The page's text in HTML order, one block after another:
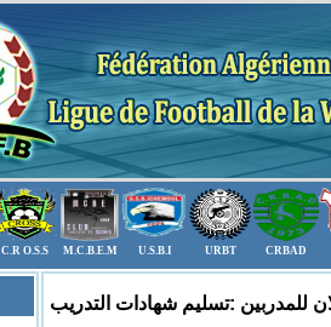
C.R O.S.S M.C.B.E.M U.S.B.I URBT CRBAD
للمدربين :تسليم شهادات التدريب